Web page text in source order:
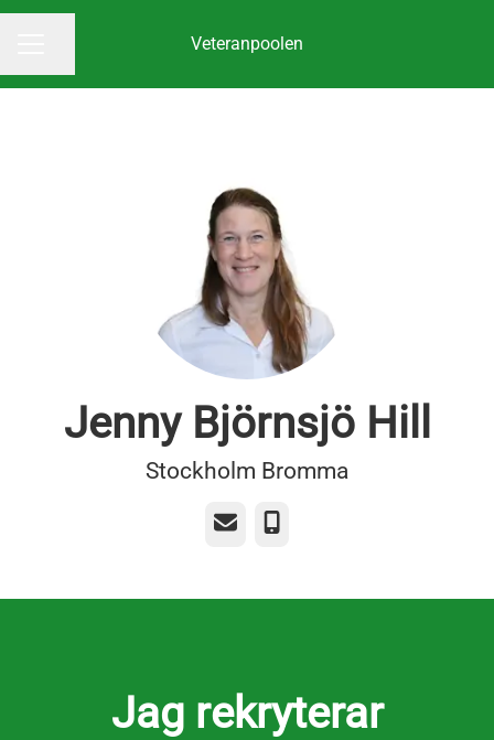
Veteranpoolen
Jenny Björnsjö Hill
Stockholm Bromma
E-post Telefon
Jag rekryterar